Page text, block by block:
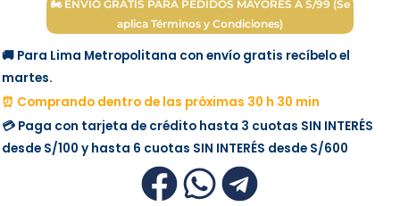
🏍 ENVÍO GRATIS PARA PEDIDOS MAYORES A S/99 (Se
aplica Términos y Condiciones)
🚚 Para Lima Metropolitana con envío gratis recíbelo el
martes.
⏰ Comprando dentro de las próximas 30 h 30 min
💳 Paga con tarjeta de crédito hasta 3 cuotas SIN INTERÉS
desde S/100 y hasta 6 cuotas SIN INTERÉS desde S/600